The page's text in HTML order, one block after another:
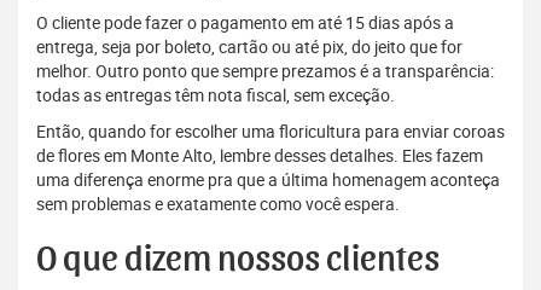
O cliente pode fazer o pagamento em até 15 dias após a
entrega, seja por boleto, cartão ou até pix, do jeito que for
melhor. Outro ponto que sempre prezamos é a transparência:
todas as entregas têm nota fiscal, sem exceção.
Então, quando for escolher uma floricultura para enviar coroas
de flores em Monte Alto, lembre desses detalhes. Eles fazem
uma diferença enorme pra que a última homenagem aconteça
sem problemas e exatamente como você espera.
O que dizem nossos clientes